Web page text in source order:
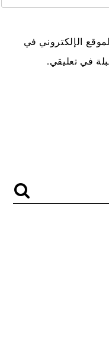
الإلكتروني في
في تعليقي.